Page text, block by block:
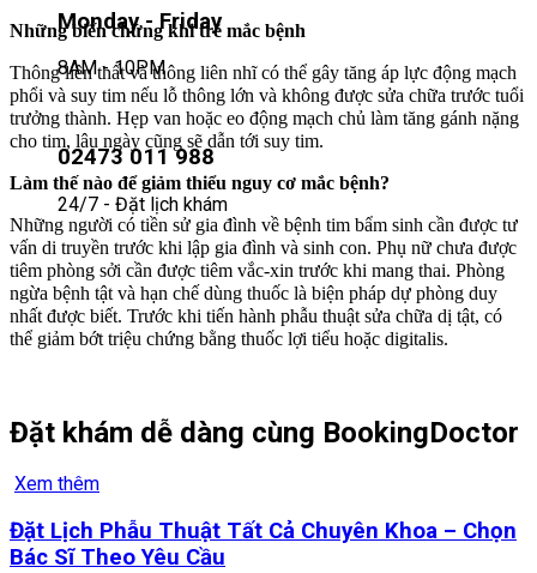
Monday - Friday
8AM - 10PM
02473 011 988
24/7 - Đặt lịch khám
Những biến chứng khi trẻ mắc bệnh
Thông liên thất và thông liên nhĩ có thể gây tăng áp lực động mạch
phổi và suy tim nếu lỗ thông lớn và không được sửa chữa trước tuổi
trưởng thành. Hẹp van hoặc eo động mạch chủ làm tăng gánh nặng
cho tim, lâu ngày cũng sẽ dẫn tới suy tim.
Làm thế nào để giảm thiểu nguy cơ mắc bệnh?
Những người có tiền sử gia đình về bệnh tim bẩm sinh cần được tư
vấn di truyền trước khi lập gia đình và sinh con. Phụ nữ chưa được
tiêm phòng sởi cần được tiêm vắc-xin trước khi mang thai. Phòng
ngừa bệnh tật và hạn chế dùng thuốc là biện pháp dự phòng duy
nhất được biết. Trước khi tiến hành phẫu thuật sửa chữa dị tật, có
thể giảm bớt triệu chứng bằng thuốc lợi tiểu hoặc digitalis.
Đặt khám dễ dàng cùng BookingDoctor
Xem thêm
Đặt Lịch Phẫu Thuật Tất Cả Chuyên Khoa – Chọn
Bác Sĩ Theo Yêu Cầu